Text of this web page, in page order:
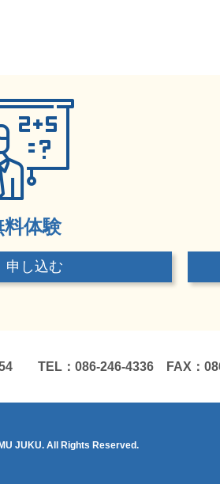
料体験
申し込む
TEL：086-246-4336 FAX：
JUKU. All Rights Reserved.